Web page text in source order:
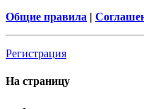
Общие правила |
Регистрация
На страницу